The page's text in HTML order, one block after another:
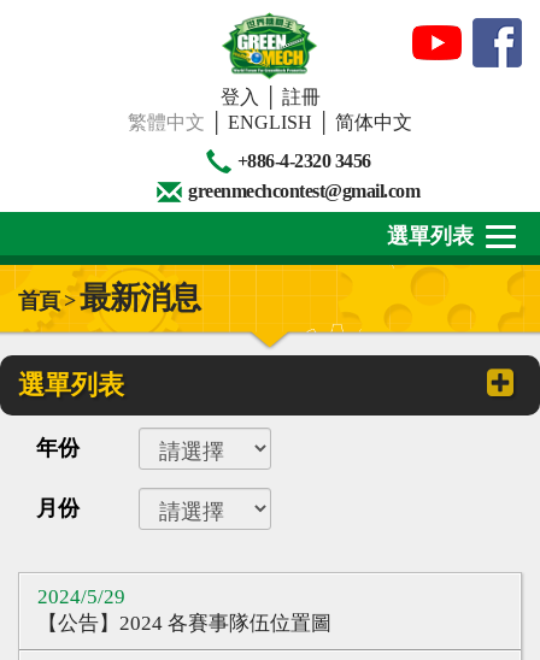
登入
註冊
繁體中文
ENGLISH
简体中文
+886-4-2320 3456
greenmechcontest@gmail.com
關於我們
下載專區
賽事活動
精彩回顧
心得分享
Q&A專區
選單列表
首頁 >最新消息
選單列表
年份
月份
2024/5/29
【公告】2024 各賽事隊伍位置圖